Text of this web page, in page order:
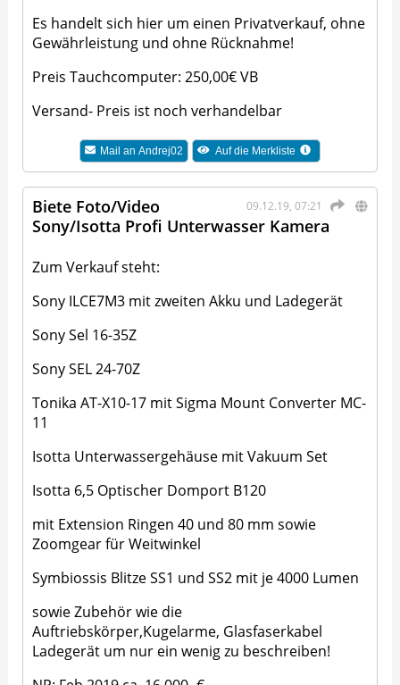
Es handelt sich hier um einen Privatverkauf, ohne
Gewährleistung und ohne Rücknahme!
Preis Tauchcomputer: 250,00€ VB
Versand- Preis ist noch verhandelbar
Mail anAndrej02 Auf die Merkliste
09.12.19, 07:21
Biete Foto/Video
Sony/Isotta Profi Unterwasser Kamera
Zum Verkauf steht:
Sony ILCE7M3 mit zweiten Akku und Ladegerät
Sony Sel 16-35Z
Sony SEL 24-70Z
Tonika AT-X10-17 mit Sigma Mount Converter MC-
11
Isotta Unterwassergehäuse mit Vakuum Set
Isotta 6,5 Optischer Domport B120
mit Extension Ringen 40 und 80 mm sowie
Zoomgear für Weitwinkel
Symbiossis Blitze SS1 und SS2 mit je 4000 Lumen
sowie Zubehör wie die
Auftriebskörper,Kugelarme, Glasfaserkabel
Ladegerät um nur ein wenig zu beschreiben!